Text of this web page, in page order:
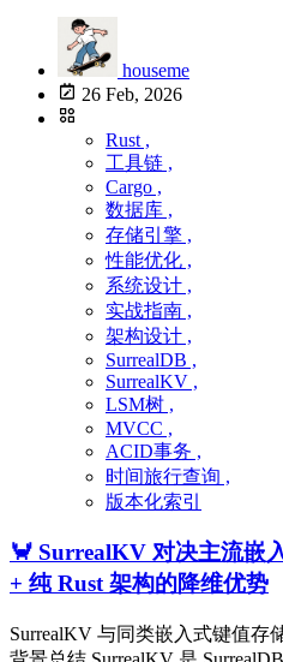
houseme
26 Feb, 2026
Rust ,
工具链 ,
Cargo ,
数据库 ,
存储引擎 ,
性能优化 ,
系统设计 ,
实战指南 ,
架构设计 ,
SurrealDB ,
SurrealKV ,
LSM树 ,
MVCC ,
ACID事务 ,
时间旅行查询 ,
版本化索引
🦀 SurrealKV 对决主流嵌
+ 纯 Rust 架构的降维优势
SurrealKV 与同类嵌入式键值存